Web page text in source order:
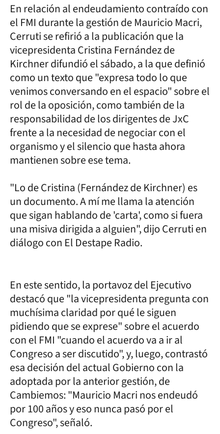
En relación al endeudamiento contraído con
el FMI durante la gestión de Mauricio Macri,
Cerruti se refirió a la publicación que la
vicepresidenta Cristina Fernández de
Kirchner difundió el sábado, a la que definió
como un texto que "expresa todo lo que
venimos conversando en el espacio" sobre el
rol de la oposición, como también de la
responsabilidad de los dirigentes de JxC
frente a la necesidad de negociar con el
organismo y el silencio que hasta ahora
mantienen sobre ese tema.
"Lo de Cristina (Fernández de Kirchner) es
un documento. A mí me llama la atención
que sigan hablando de 'carta', como si fuera
una misiva dirigida a alguien", dijo Cerruti en
diálogo con El Destape Radio.
En este sentido, la portavoz del Ejecutivo
destacó que "la vicepresidenta pregunta con
muchísima claridad por qué le siguen
pidiendo que se exprese" sobre el acuerdo
con el FMI "cuando el acuerdo va a ir al
Congreso a ser discutido", y, luego, contrastó
esa decisión del actual Gobierno con la
adoptada por la anterior gestión, de
Cambiemos: "Mauricio Macri nos endeudó
por 100 años y eso nunca pasó por el
Congreso", señaló.